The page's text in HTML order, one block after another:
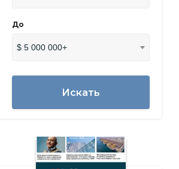
До
$ 5 000 000+
Искать